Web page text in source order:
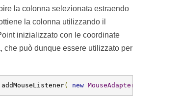
la colonna selezionata estraendo
la colonna utilizzando il
inizializzato con le coordinate
che può dunque essere utilizzato per
addMouseListener( new MouseAdapter